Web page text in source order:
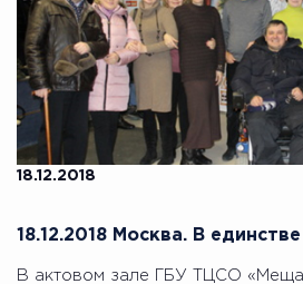
18.12.2018
18.12.2018 Москва. В единстве
В актовом зале ГБУ ТЦСО